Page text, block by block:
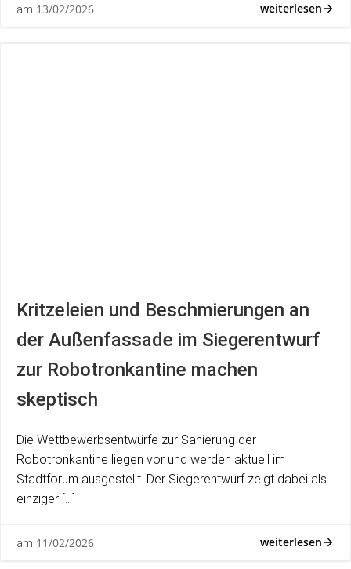
am 13/02/2026 weiterlesen
Kritzeleien und Beschmierungen an
der Außenfassade im Siegerentwurf
zur Robotronkantine machen
skeptisch
Die Wettbewerbsentwürfe zur Sanierung der
Robotronkantine liegen vor und werden aktuell im
Stadtforum ausgestellt. Der Siegerentwurf zeigt dabei als
einziger […]
am 11/02/2026 weiterlesen